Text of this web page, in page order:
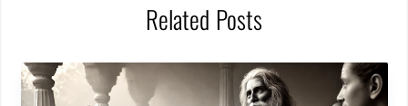
Related Posts